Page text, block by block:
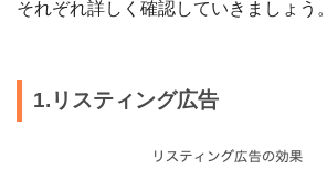
それぞれ詳しく確認していきましょう。
1.リスティング広告